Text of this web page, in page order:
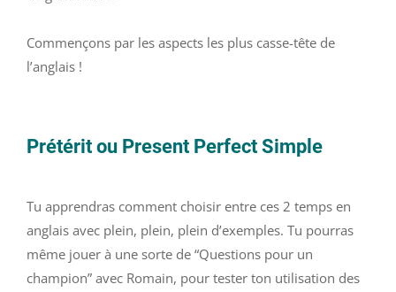
Commençons par les aspects les plus casse-tête de
l’anglais !
Prétérit ou Present Perfect Simple
Tu apprendras comment choisir entre ces 2 temps en
anglais avec plein, plein, plein d’exemples. Tu pourras
même jouer à une sorte de “Questions pour un
champion” avec Romain, pour tester ton utilisation des